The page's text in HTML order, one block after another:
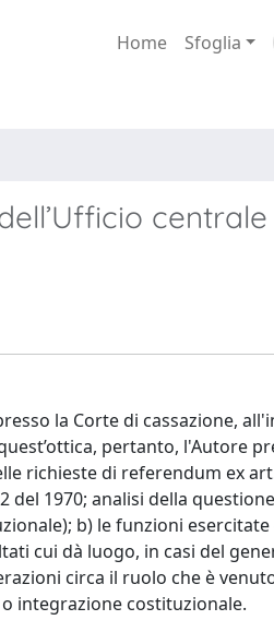
Home Sfoglia
la Corte di cassazione,
pertanto, l'Autore
richieste di referendum ex
del 1970; analisi della
b) le funzioni esercitate
cui dà luogo, in casi del
circa il ruolo che è
integrazione costituzionale.